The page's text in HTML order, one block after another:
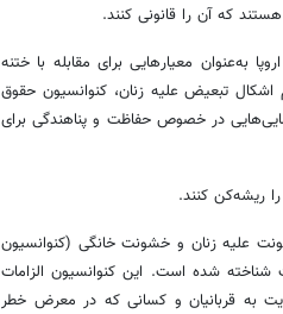
که آن را قانونی کنند.
به‌عنوان معیارهایی برای مقابله با ختنه
تبعیض علیه زنان، کنوانسیون حقوق
در خصوص حفاظت و پناهندگی برای
علیه زنان و خشونت خانگی (کنوانسیون
شناخته شده است. این کنوانسیون الزامات
به قربانیان و کسانی که در معرض خطر